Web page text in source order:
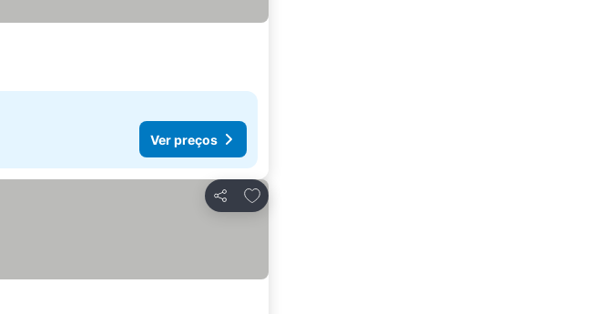
Ver preços
Partilhar
Adicionar aos favoritos